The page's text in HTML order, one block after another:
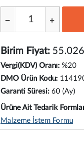
Birim Fiyat:
Vergi(KDV) Oranı: %20
DMO Ürün Kodu:
Garanti Süresi: 60 (Ay)
Ürüne Ait Tedarik
Malzeme İstem Formu